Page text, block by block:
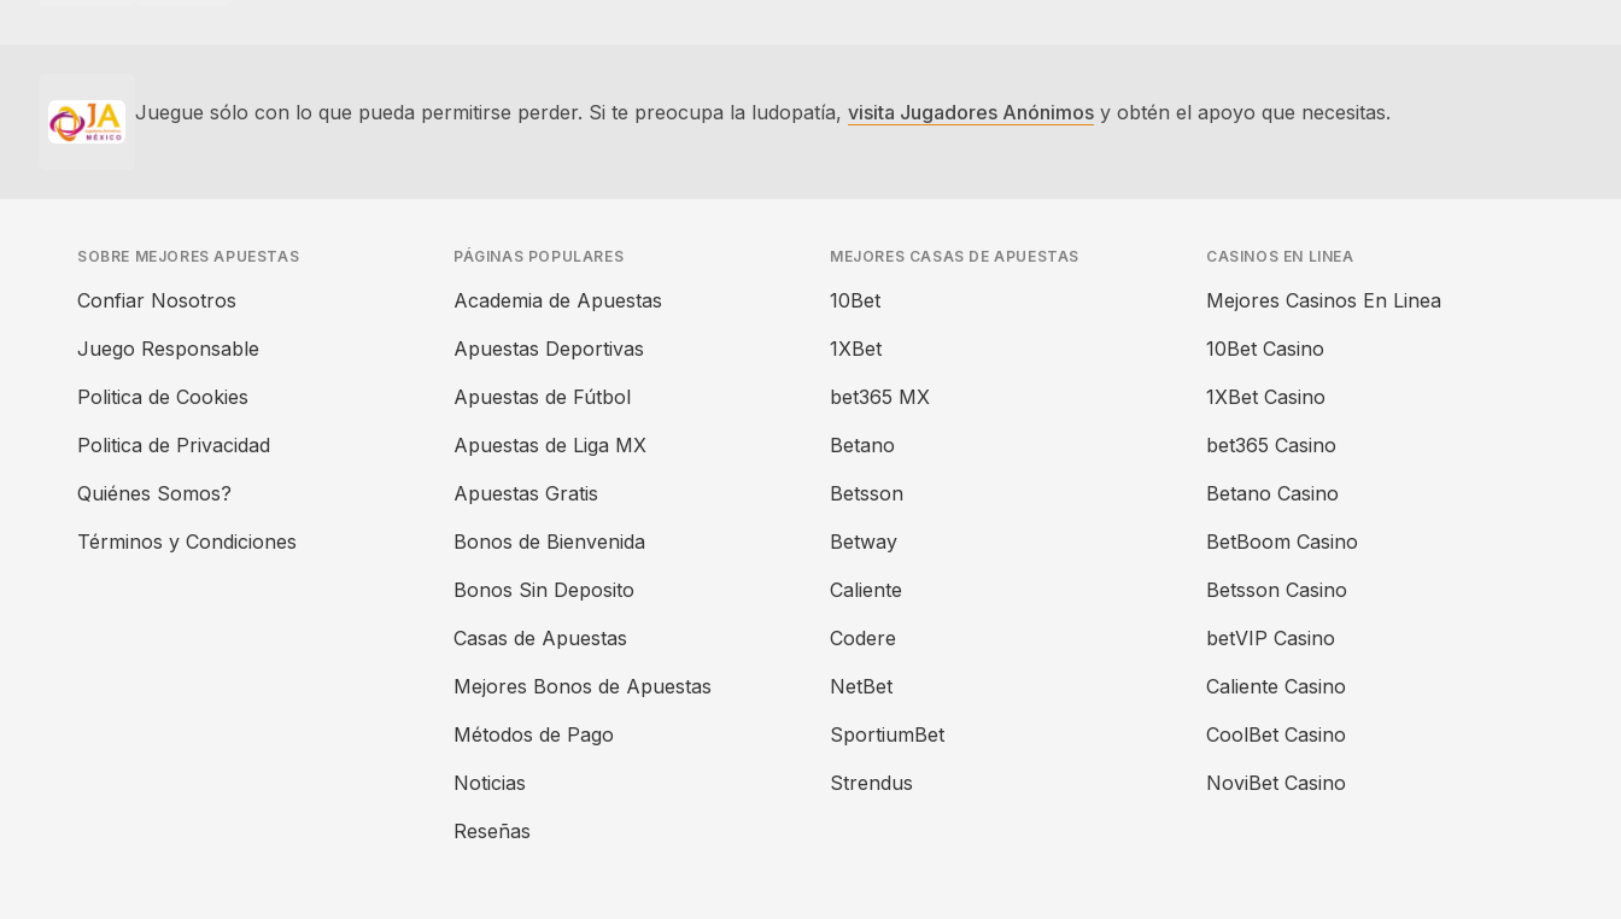
Juegue sólo con lo que pueda permitirse perder. Si te preocupa la ludopatía, visita Jugadores Anónimos y obtén el apoyo que necesitas.
SOBRE MEJORES APUESTAS
Confiar Nosotros
Juego Responsable
Politica de Cookies
Politica de Privacidad
Quiénes Somos?
Términos y Condiciones
PÁGINAS POPULARES
Academia de Apuestas
Apuestas Deportivas
Apuestas de Fútbol
Apuestas de Liga MX
Apuestas Gratis
Bonos de Bienvenida
Bonos Sin Deposito
Casas de Apuestas
Mejores Bonos de Apuestas
Métodos de Pago
Noticias
Reseñas
MEJORES CASAS DE APUESTAS
10Bet
1XBet
bet365 MX
Betano
Betsson
Betway
Caliente
Codere
NetBet
SportiumBet
Strendus
CASINOS EN LINEA
Mejores Casinos En Linea
10Bet Casino
1XBet Casino
bet365 Casino
Betano Casino
BetBoom Casino
Betsson Casino
betVIP Casino
Caliente Casino
CoolBet Casino
NoviBet Casino